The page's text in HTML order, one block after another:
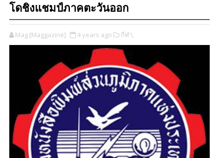
โดชิงแชมป์ภาคตะวันออก
Mag [Maggazine] 4 years ago กีฬา,